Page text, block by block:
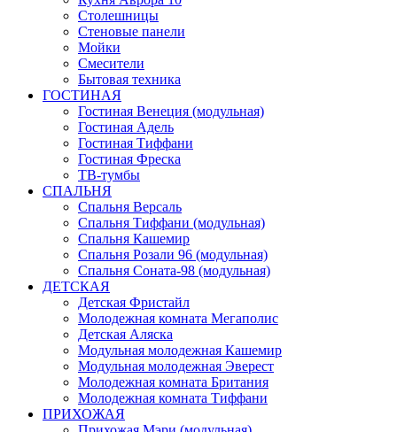
Столешницы
Стеновые панели
Мойки
Смесители
Бытовая техника
ГОСТИНАЯ
Гостиная Венеция (модульная)
Гостиная Адель
Гостиная Тиффани
Гостиная Фреска
ТВ-тумбы
СПАЛЬНЯ
Спальня Версаль
Спальня Тиффани (модульная)
Спальня Кашемир
Спальня Розали 96 (модульная)
Спальня Соната-98 (модульная)
ДЕТСКАЯ
Детская Фристайл
Молодежная комната Мегаполис
Детская Аляска
Модульная молодежная Кашемир
Модульная молодежная Эверест
Молодежная комната Британия
Молодежная комната Тиффани
ПРИХОЖАЯ